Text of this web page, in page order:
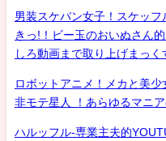
男装スケバン女子！スケッフ
きっ!！ビー玉のおいぬさん
しろ動画まで取り上げまっく
ロボットアニメ！メカと美
非モテ星人 ！あらゆるマニ
ハルッフル-専業主夫的